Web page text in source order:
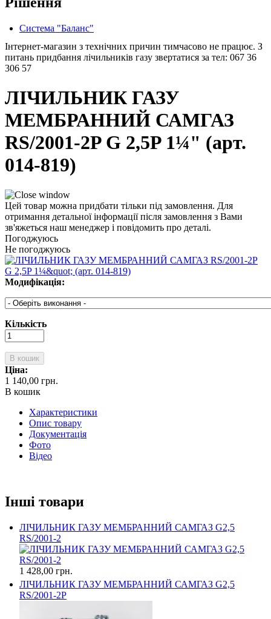
Система "Баланс"
Інтернет-магазин з технічних причин тимчасово не працює. З
питань придбання лічильників газу звертатися за тел: 067 36
306 57
ЛІЧИЛЬНИК ГАЗУ
МЕМБРАННИЙ САМГАЗ
RS/2001-2P G 2,5P 1¼" (арт.
014-819)
Цей товар можна придбати тільки під замовлення. Для
отримання детальної інформації після замовлення з Вами
зв'яжеться наш менеджер і повідомить про деталі.
Погоджуюсь
Не погоджуюсь
Модифікація:
Кількість
В кошик
Ціна:
1 140,00 грн.
В кошик
Характеристики
Опис товару
Документація
Фото
Відео
Інші товари
ЛІЧИЛЬНИК ГАЗУ МЕМБРАННИЙ САМГАЗ G2,5
RS/2001-2
1 428,00 грн.
ЛІЧИЛЬНИК ГАЗУ МЕМБРАННИЙ САМГАЗ G2,5
RS/2001-2P